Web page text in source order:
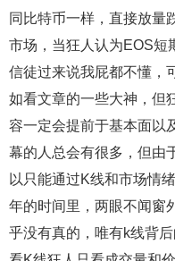
同比特币一样，直接放量
市场，当狂人认为EOS短
信徒过来说我屁都不懂，
如看文章的一些大神，但
容一定会提前于基本面以
幕的人总会有很多，但由
以只能通过K线和市场情
年的时间里，两眼不闻窗
乎没有真的，唯有k线背